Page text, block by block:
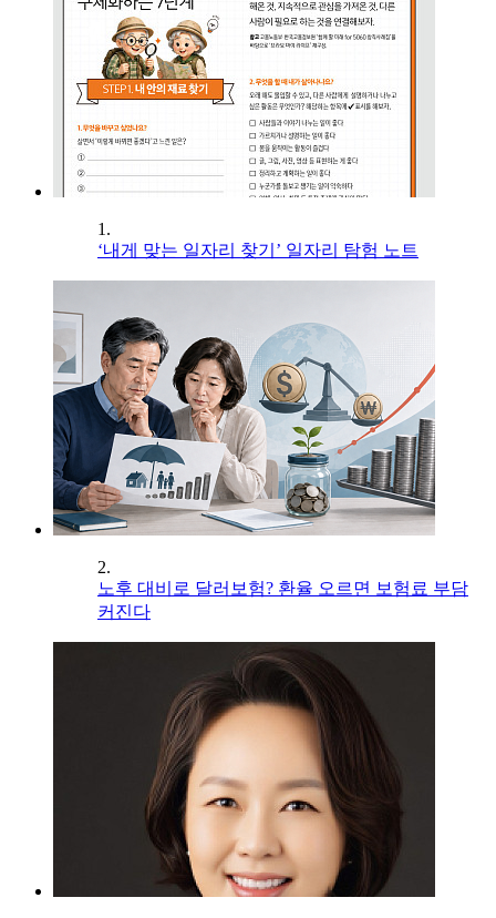
1.
‘내게 맞는 일자리 찾기’ 일자리 탐험 노트
2.
노후 대비로 달러보험? 환율 오르면 보험료 부담
커진다